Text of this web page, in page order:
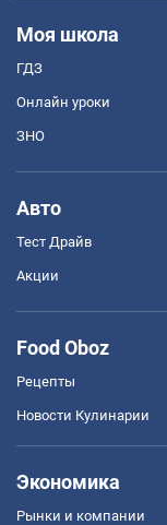
Моя школа
ГДЗ
Онлайн уроки
ЗНО
Авто
Тест Драйв
Акции
Food Oboz
Рецепты
Новости Кулинарии
Экономика
Рынки и компании